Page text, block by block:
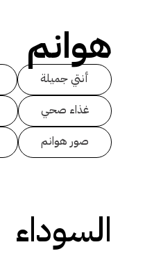
هوانم
أنتي جميلة
غذاء صحي
صور هوانم
السوداء